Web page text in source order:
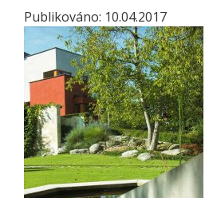
Publikováno: 10.04.2017